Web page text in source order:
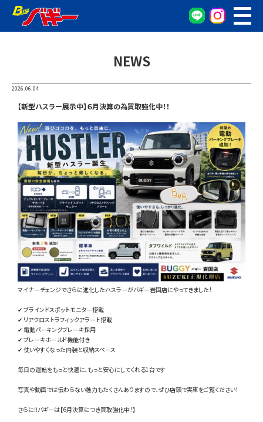
WEB予約
無料査定窓口
車両検索
カンタン査定
車検/整備
グーネット在庫確認
会社概要
お問い合わせ
LINE
Instagram
NEWS
2026.06.04
【新型ハスラー展示中】６月決算の為買取強化中！！
マイナーチェンジでさらに進化したハスラーがバギー岩国店にやってきました！
✔ ブラインドスポットモニター搭載
✔ リアクロストラフィックアラート搭載
✔ 電動パーキングブレーキ採用
✔ ブレーキホールド機能付き
✔ 使いやすくなった内装と収納スペース
毎日の運転をもっと快適に、もっと安心にしてくれる1台です
写真や動画では伝わらない魅力もたくさんありますので、ぜひ店頭で実車をご覧ください！
さらに‼️バギーは【6月決算につき買取強化中！】